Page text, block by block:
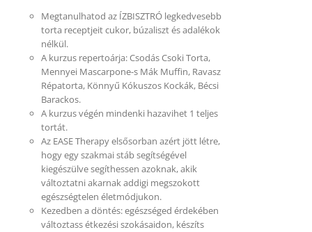
Megtanulhatod az ÍZBISZTRÓ legkedvesebb
torta receptjeit cukor, búzaliszt és adalékok
nélkül.
A kurzus repertoárja: Csodás Csoki Torta,
Mennyei Mascarpone-s Mák Muffin, Ravasz
Répatorta, Könnyű Kókuszos Kockák, Bécsi
Barackos.
A kurzus végén mindenki hazavihet 1 teljes
tortát.
Az EASE Therapy elsősorban azért jött létre,
hogy egy szakmai stáb segítségével
kiegészülve segíthessen azoknak, akik
változtatni akarnak addigi megszokott
egészségtelen életmódjukon.
Kezedben a döntés: egészséged érdekében
változtass étkezési szokásaidon, készíts